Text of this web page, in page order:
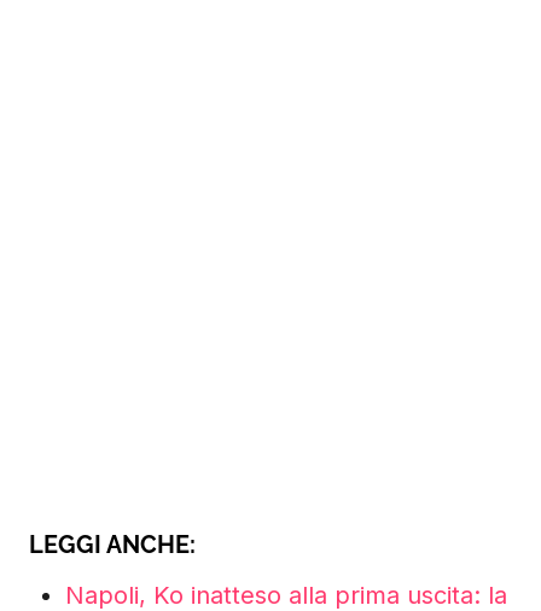
LEGGI ANCHE:
Napoli, Ko inatteso alla prima uscita: la